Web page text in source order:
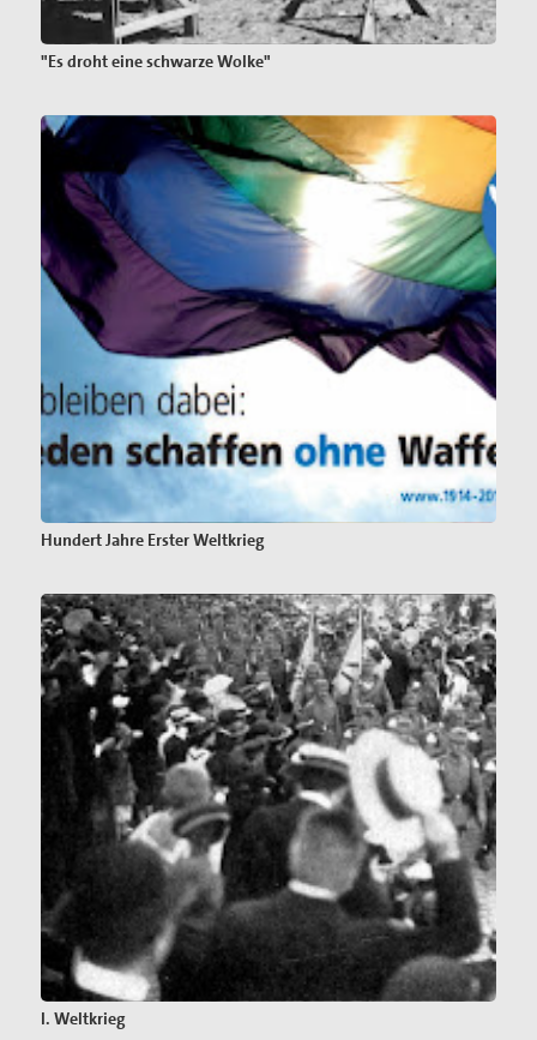
"Es droht eine schwarze Wolke"
Hundert Jahre Erster Weltkrieg
I. Weltkrieg